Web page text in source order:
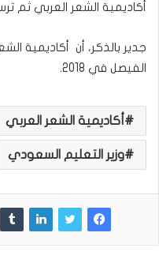
أكاديمية الشعر العربي ثم
جدير بالذكر، أن أكاديمية
الفيصل في 2018.
أكاديمية الشعر العربي
وزير التعليم السعودي